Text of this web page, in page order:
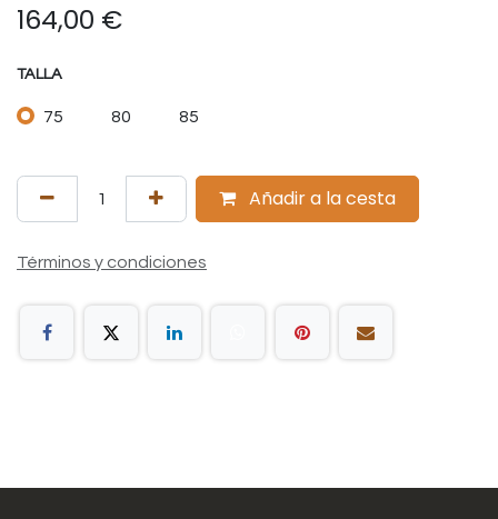
164,00 €
TALLA
75 80 85
Añadir a la cesta
Términos y condiciones